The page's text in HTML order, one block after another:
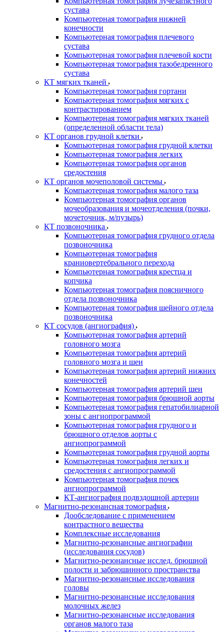
сустава
Компьютерная томография нижней
конечности
Компьютерная томография плечевого
сустава
Компьютерная томография плечевой кости
Компьютерная томография тазобедренного
сустава
КТ мягких тканей
Компьютерная томография гортани
Компьютерная томография мягких с
контрастированием
Компьютерная томография мягких тканей
(определенной области тела)
КТ органов грудной клетки
Компьютерная томография грудной клетки
Компьютерная томография легких
Компьютерная томография органов
средостения
КТ органов мочеполовой системы
Компьютерная томография малого таза
Компьютерная томография органов
мочеобразования и мочеотделения (почки,
мочеточник, м/пузырь)
КТ позвоночника
Компьютерная томография грудного отдела
позвоночника
Компьютерная томография
краниовертебрального перехода
Компьютерная томография крестца и
копчика
Компьютерная томография поясничного
отдела позвоночника
Компьютерная томография шейного отдела
позвоночника
КТ сосудов (ангиография)
Компьютерная томография артерий
головного мозга
Компьютерная томография артерий
головного мозга и шеи
Компьютерная томография артерий нижних
конечностей
Компьютерная томография артерий шеи
Компьютерная томография брюшной аорты
Компьютерная томография гепатобилиарной
зоны с ангиопрограммой
Компьютерная томография грудного и
брюшного отделов аорты с
ангиопрограммой
Компьютерная томография грудной аорты
Компьютерная томография легких и
средостения с ангиопрограммой
Компьютерная томография почек
ангиопрограммой
КТ-ангиография подвздошной артерии
Магнитно-резонансная томография
Дообследование с применением
контрастного вещества
Комплексные исследования
Магнитно-резонансные ангиографии
(исследования сосудов)
Магнитно-резонансные исслед. брюшной
полости и забрюшинного пространства
Магнитно-резонансные исследования
головы
Магнитно-резонансные исследования
молочных желез
Магнитно-резонансные исследования
органов малого таза